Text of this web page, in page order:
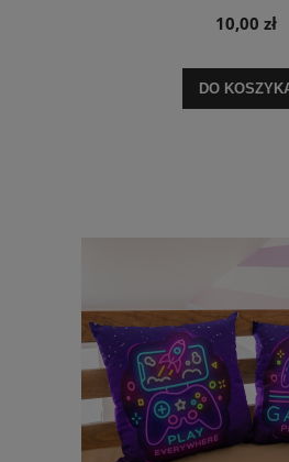
10,00 zł
DO